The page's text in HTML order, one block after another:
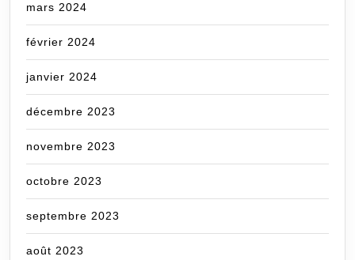
mars 2024
février 2024
janvier 2024
décembre 2023
novembre 2023
octobre 2023
septembre 2023
août 2023